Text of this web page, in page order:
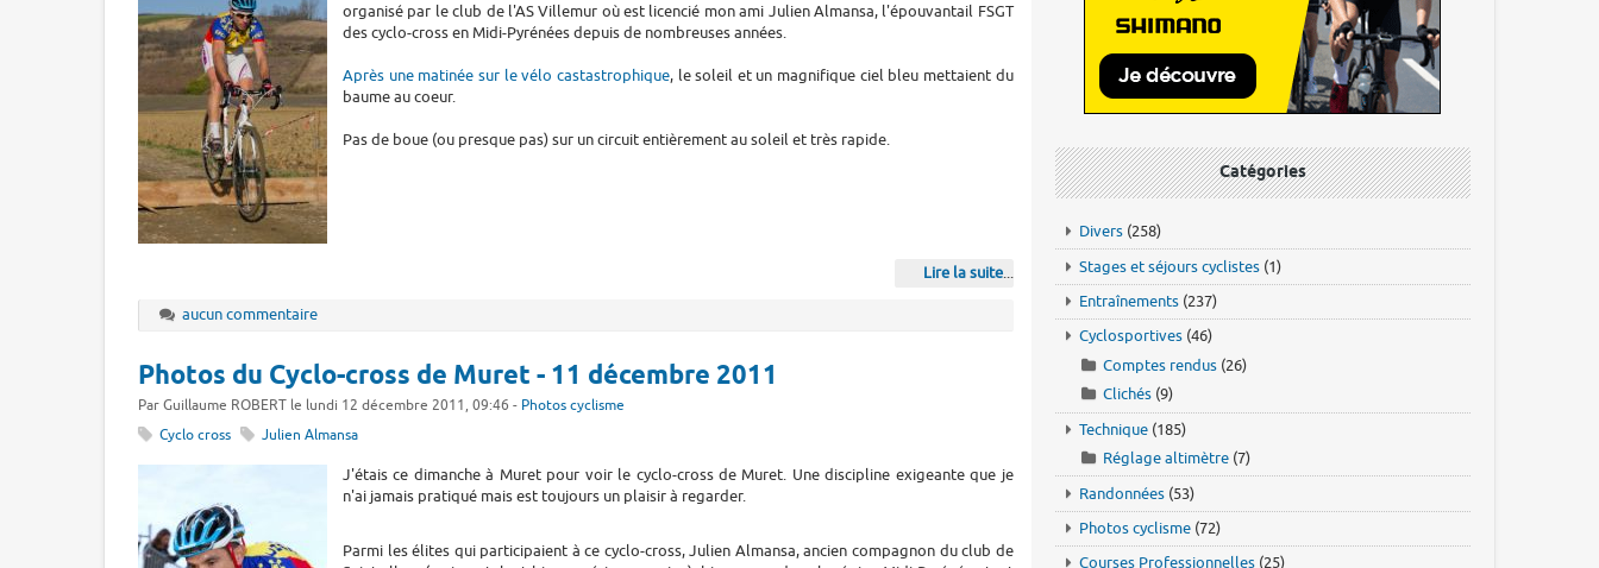
organisé par le club de l'AS Villemur où est licencié mon ami Julien Almansa, l'épouvantail FSGT
des cyclo-cross en Midi-Pyrénées depuis de nombreuses années.
Après une matinée sur le vélo castastrophique, le soleil et un magnifique ciel bleu mettaient du
baume au coeur.
Pas de boue (ou presque pas) sur un circuit entièrement au soleil et très rapide.
Lire la suite...
aucun commentaire
Photos du Cyclo-cross de Muret - 11 décembre 2011
Par Guillaume ROBERT le lundi 12 décembre 2011, 09:46 - Photos cyclisme
Cyclo cross
Julien Almansa
J'étais ce dimanche à Muret pour voir le cyclo-cross de Muret. Une discipline exigeante que je
n'ai jamais pratiqué mais est toujours un plaisir à regarder.
Parmi les élites qui participaient à ce cyclo-cross, Julien Almansa, ancien compagnon du club de
Catégories
Divers (258)
Stages et séjours cyclistes (1)
Entraînements (237)
Cyclosportives (46)
Comptes rendus (26)
Clichés (9)
Technique (185)
Réglage altimètre (7)
Randonnées (53)
Photos cyclisme (72)
Courses Professionnelles (25)